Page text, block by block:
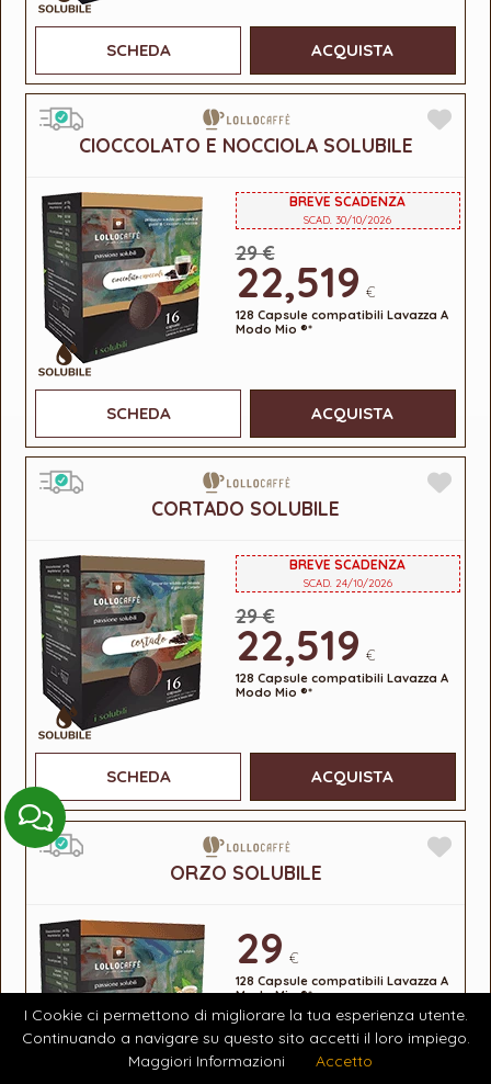
SCHEDA ACQUISTA
CIOCCOLATO E NOCCIOLA SOLUBILE
BREVE SCADENZA
SCAD. 30/10/2026
29 €
22,519 €
128 Capsule compatibili Lavazza A
Modo Mio ®*
SCHEDA ACQUISTA
CORTADO SOLUBILE
BREVE SCADENZA
SCAD. 24/10/2026
29 €
22,519 €
128 Capsule compatibili Lavazza A
Modo Mio ®*
SCHEDA ACQUISTA
ORZO SOLUBILE
29 €
128 Capsule compatibili Lavazza A
Modo Mio ®*
I Cookie ci permettono di migliorare la tua esperienza utente.
Continuando a navigare su questo sito accetti il loro impiego.
Maggiori Informazioni
Accetto